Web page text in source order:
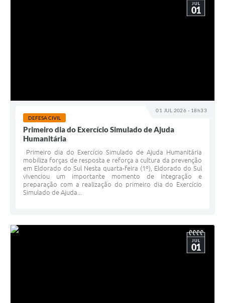
01 JUL 2026 - 18h33
JUL
01
DEFESA CIVIL
Primeiro dia do Exercício Simulado de Ajuda
Humanitária
Primeiro dia do Exercício Simulado de Ajuda Humanitária
mobiliza forças de resposta e reforça a cultura da prevenção
em Eldorado do Sul Nesta quarta-feira (1º), Eldorado do Sul
vivenciou um importante momento de integração e
preparação com a realização do primeiro dia do Exercício
Simulado de Ajuda...
JUL
01